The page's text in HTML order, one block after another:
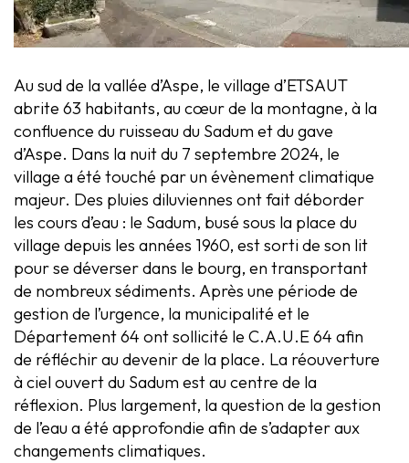
Au sud de la vallée d’Aspe, le village d’ETSAUT
abrite 63 habitants, au cœur de la montagne, à la
confluence du ruisseau du Sadum et du gave
d’Aspe. Dans la nuit du 7 septembre 2024, le
village a été touché par un évènement climatique
majeur. Des pluies diluviennes ont fait déborder
les cours d’eau : le Sadum, busé sous la place du
village depuis les années 1960, est sorti de son lit
pour se déverser dans le bourg, en transportant
de nombreux sédiments. Après une période de
gestion de l’urgence, la municipalité et le
Département 64 ont sollicité le C.A.U.E 64 afin
de réfléchir au devenir de la place. La réouverture
à ciel ouvert du Sadum est au centre de la
réflexion. Plus largement, la question de la gestion
de l’eau a été approfondie afin de s’adapter aux
changements climatiques.